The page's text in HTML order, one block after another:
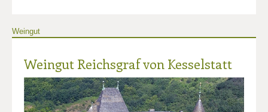
Weingut
Weingut Reichsgraf von Kesselstatt